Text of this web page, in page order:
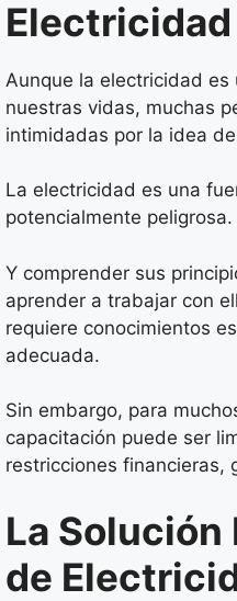
Electricidad
Aunque la electricidad
nuestras vidas, muchas
intimidadas por la idea
La electricidad es una
potencialmente peligrosa.
Y comprender sus
aprender a trabajar con
requiere conocimientos
adecuada.
Sin embargo, para
capacitación puede ser
restricciones financieras,
La
de